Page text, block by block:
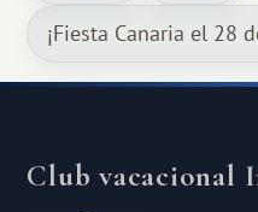
¡Fiesta Canaria el 28
Club vacacional